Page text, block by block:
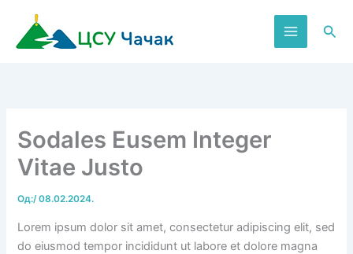
садржај
Sodales Eusem Integer
Vitae Justo
Од:/08.02.2024.
Lorem ipsum dolor sit amet, consectetur adipiscing elit, sed
do eiusmod tempor incididunt ut labore et dolore magna